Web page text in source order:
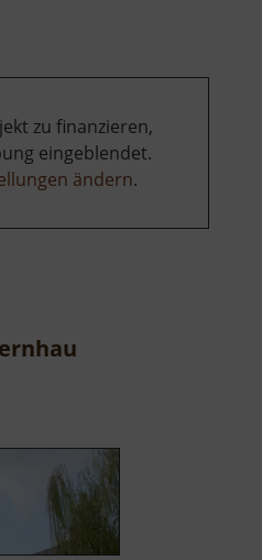
zu finanzieren,
eingeblendet.
ändern.